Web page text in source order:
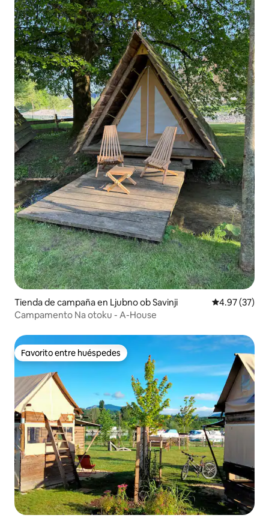
Tienda de campaña en Ljubno ob Savinji Calificación
4.97 (37)
Campamento Na otoku - A-House
Favorito entre huéspedes
Favorito entre huéspedes